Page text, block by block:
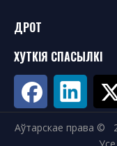
ДРОТ
ХУТКІЯ СПАСЫЛКІ
Аўтарскае права ©